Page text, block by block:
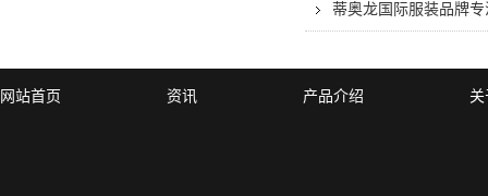
蒂奥龙国际服装品牌
网站首页 资讯 产品介绍